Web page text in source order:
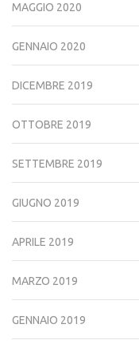
MAGGIO 2020
GENNAIO 2020
DICEMBRE 2019
OTTOBRE 2019
SETTEMBRE 2019
GIUGNO 2019
APRILE 2019
MARZO 2019
GENNAIO 2019